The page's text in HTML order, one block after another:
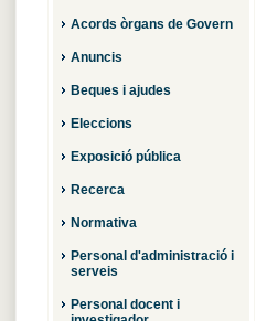
Acords òrgans de Govern
Anuncis
Beques i ajudes
Eleccions
Exposició pública
Recerca
Normativa
Personal d'administració i
serveis
Personal docent i